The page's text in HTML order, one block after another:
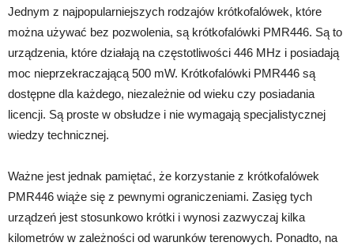
Jednym z najpopularniejszych rodzajów krótkofalówek, które
można używać bez pozwolenia, są krótkofalówki PMR446. Są to
urządzenia, które działają na częstotliwości 446 MHz i posiadają
moc nieprzekraczającą 500 mW. Krótkofalówki PMR446 są
dostępne dla każdego, niezależnie od wieku czy posiadania
licencji. Są proste w obsłudze i nie wymagają specjalistycznej
wiedzy technicznej.
Ważne jest jednak pamiętać, że korzystanie z krótkofalówek
PMR446 wiąże się z pewnymi ograniczeniami. Zasięg tych
urządzeń jest stosunkowo krótki i wynosi zazwyczaj kilka
kilometrów w zależności od warunków terenowych. Ponadto, na